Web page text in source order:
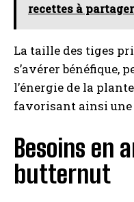
recettes à partager
La taille des tiges
s’avérer bénéfique,
l’énergie de la
favorisant ainsi une
Besoins en
butternut